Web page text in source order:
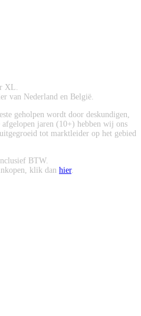
XL.
van Nederland en België.
geholpen wordt door deskundigen,
jaren (10+) hebben wij ons
tot marktleider op het gebied
BTW.
klik dan hier.